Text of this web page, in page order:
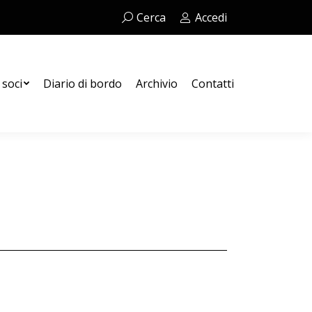
Cerca:Cerca Accedi
Diario di bordo Archivio Contatti
Contatti